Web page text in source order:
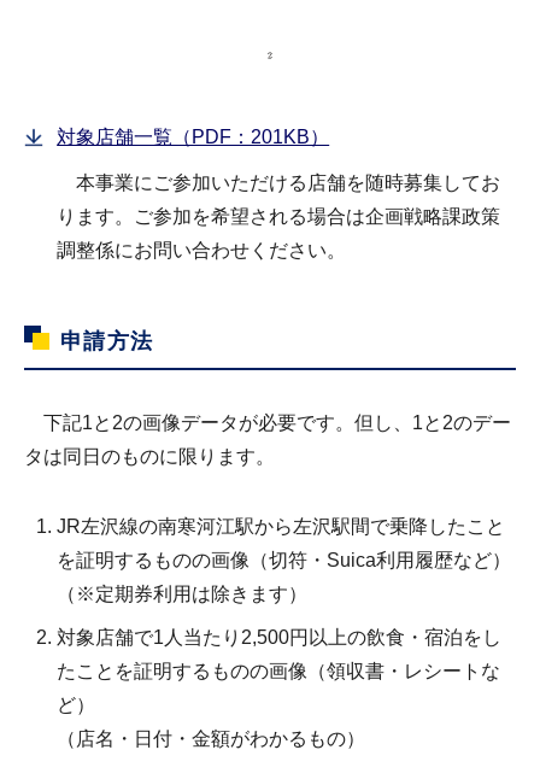
対象店舗一覧（PDF：201KB）
本事業にご参加いただける店舗を随時募集してお
ります。ご参加を希望される場合は企画戦略課政策
調整係にお問い合わせください。
申請方法
下記1と2の画像データが必要です。但し、1と2のデー
タは同日のものに限ります。
JR左沢線の南寒河江駅から左沢駅間で乗降したこと
を証明するものの画像（切符・Suica利用履歴など）
（※定期券利用は除きます）
対象店舗で1人当たり2,500円以上の飲食・宿泊をし
たことを証明するものの画像（領収書・レシートな
ど）
（店名・日付・金額がわかるもの）